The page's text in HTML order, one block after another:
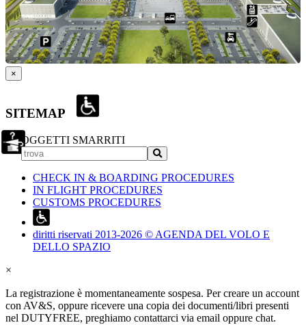
×
SITEMAP
OGGETTI SMARRITI
CHECK IN & BOARDING PROCEDURES
IN FLIGHT PROCEDURES
CUSTOMS PROCEDURES
diritti riservati 2013-2026 © AGENDA DEL VOLO E
DELLO SPAZIO
×
La registrazione è momentaneamente sospesa. Per creare un account
con AV&S, oppure ricevere una copia dei documenti/libri presenti
nel DUTYFREE, preghiamo contattarci via email oppure chat.